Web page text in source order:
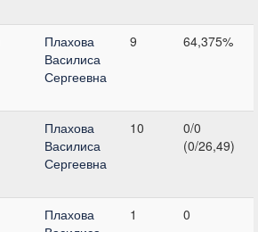
Плахова
Василиса
Сергеевна
9 64,375%
Плахова
Василиса
Сергеевна
10
0/0
(0/26,49)
Плахова
1 0